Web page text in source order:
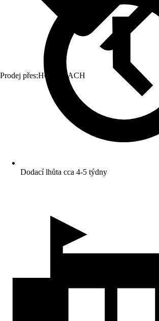
Prodej přes:HORNBACH
Dodací lhůta cca 4-5 týdny